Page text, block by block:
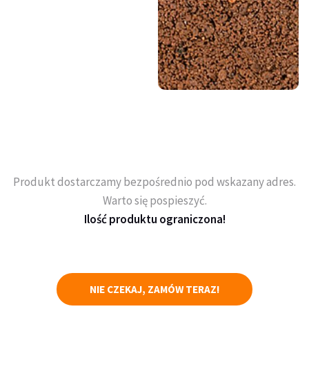
Produkt dostarczamy bezpośrednio pod wskazany adres.
Warto się pospieszyć.
Ilość produktu ograniczona!
NIE CZEKAJ, ZAMÓW TERAZ!